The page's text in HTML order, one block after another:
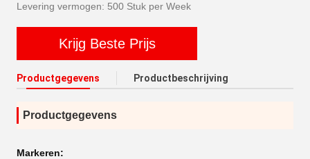
Levering vermogen: 500 Stuk per Week
Krijg Beste Prijs
Productgegevens Productbeschrijving
Productgegevens
Markeren: